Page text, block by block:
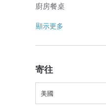
廚房餐桌
顯示更多
寄往
美國